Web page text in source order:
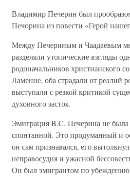
Владимир Печерин был
Печорина из повести «Герой
Между Печериным и Чаадаевым
разделяли утопические взгляды
родоначальников христианского
Ламенне, оба страдали от реалий
выступали с резкой критикой
духовного застоя.
Эмиграция B.C. Печерина не
спонтанной. Это продуманный и
он сам признавался, его
неправосудия и ужасной
Он был эмигрантом по